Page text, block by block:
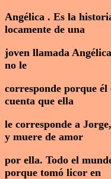
Angélica . Es la
locamente de una
joven llamada
no le
corresponde porque
cuenta que ella
le corresponde a
y muere de amor
por ella. Todo el
porque tomó licor en